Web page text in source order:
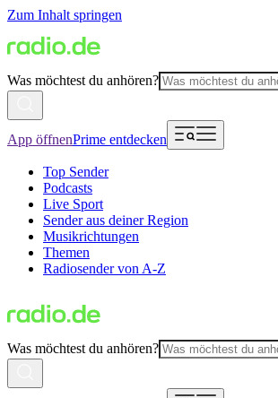
Zum Inhalt springen
Was möchtest du anhören?
App öffnenPrime entdecken
Top Sender
Podcasts
Live Sport
Sender aus deiner Region
Musikrichtungen
Themen
Radiosender von A-Z
Was möchtest du anhören?